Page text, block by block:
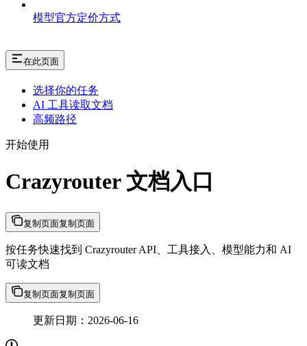
模型官方定价方式
在此页面
选择你的任务
AI 工具读取文档
高频路径
开始使用
Crazyrouter 文档入口
复制页面复制页面
按任务快速找到 Crazyrouter API、工具接入、模型能力和 AI
可读文档
复制页面复制页面
更新日期：2026-06-16